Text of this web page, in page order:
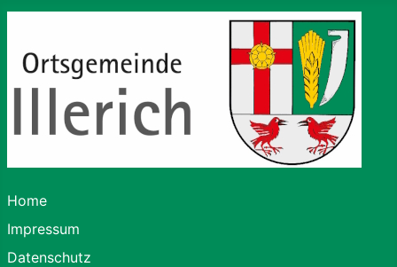
Home
Impressum
Datenschutz